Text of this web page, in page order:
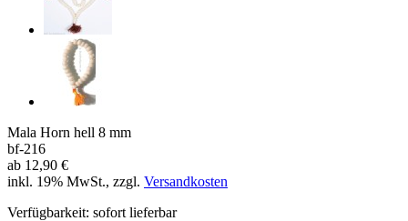
Mala Horn hell 8 mm
bf-216
ab 12,90 €
inkl. 19% MwSt., zzgl. Versandkosten
Verfügbarkeit: sofort lieferbar